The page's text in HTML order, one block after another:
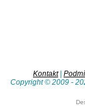
Kontakt|
Copyright © 2009 -